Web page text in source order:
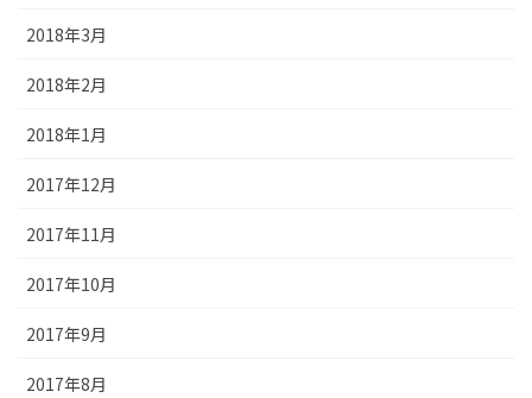
2018年3月
2018年2月
2018年1月
2017年12月
2017年11月
2017年10月
2017年9月
2017年8月